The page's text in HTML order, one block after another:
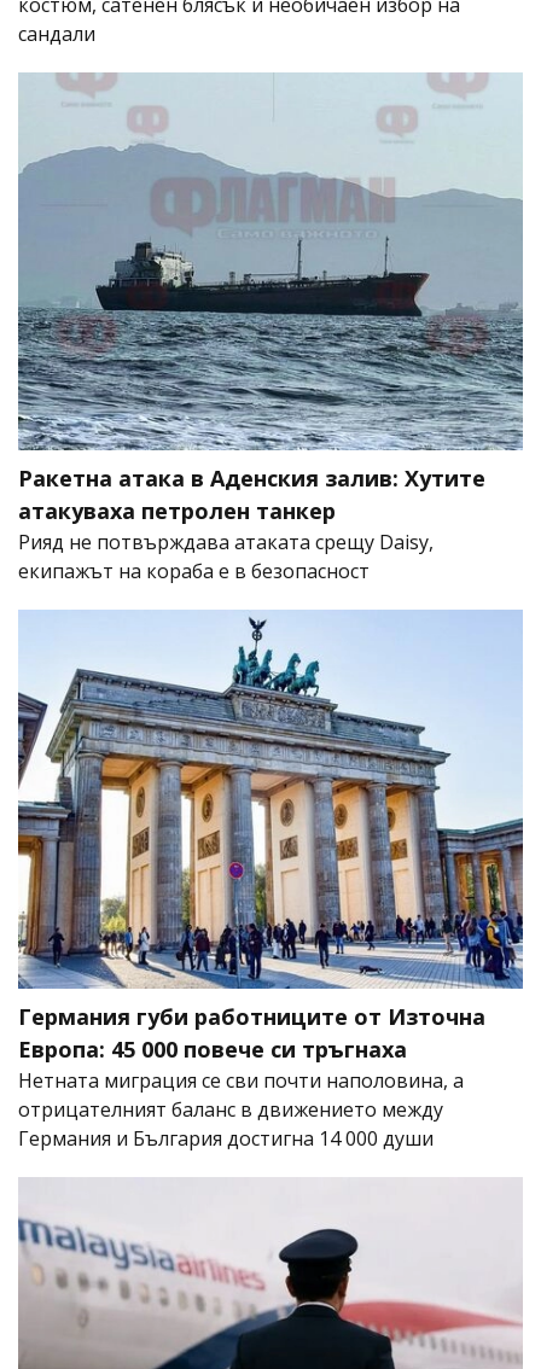
сандали
Ракетна атака в Аденския залив: Хутите
атакуваха петролен танкер
Рияд не потвърждава атаката срещу Daisy,
екипажът на кораба е в безопасност
Германия губи работниците от Източна
Европа: 45 000 повече си тръгнаха
Нетната миграция се сви почти наполовина, а
отрицателният баланс в движението между
Германия и България достигна 14 000 души